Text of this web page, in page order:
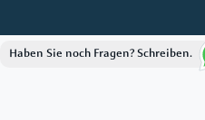
Haben Sie noch Fragen? Schreiben.